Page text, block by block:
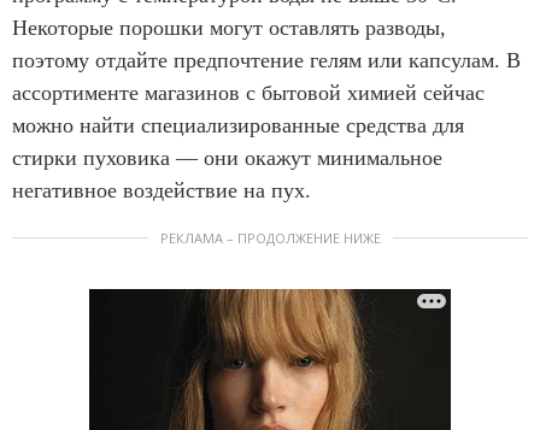
Некоторые порошки могут оставлять разводы,
поэтому отдайте предпочтение гелям или капсулам. В
ассортименте магазинов с бытовой химией сейчас
можно найти специализированные средства для
стирки пуховика — они окажут минимальное
негативное воздействие на пух.
РЕКЛАМА – ПРОДОЛЖЕНИЕ НИЖЕ